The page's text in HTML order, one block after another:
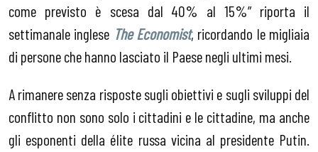
come previsto è scesa dal 40% al 15%” riporta il
settimanale inglese The Economist, ricordando le migliaia
di persone che hanno lasciato il Paese negli ultimi mesi.
A rimanere senza risposte sugli obiettivi e sugli sviluppi del
conflitto non sono solo i cittadini e le cittadine, ma anche
gli esponenti della élite russa vicina al presidente Putin.